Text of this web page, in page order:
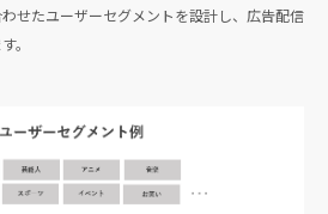
せたユーザーセグメントを設計し、広告配信
。